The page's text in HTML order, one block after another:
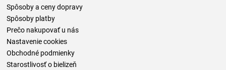
Spôsoby a ceny dopravy
Spôsoby platby
Prečo nakupovať u nás
Nastavenie cookies
Obchodné podmienky
Starostlivosť o bielizeň